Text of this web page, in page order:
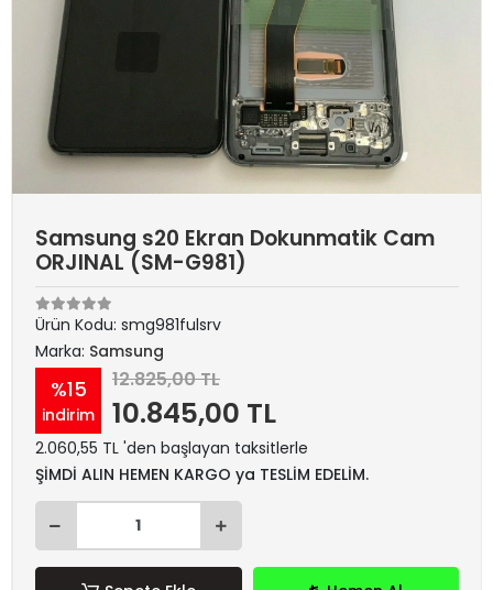
Samsung s20 Ekran Dokunmatik Cam
ORJINAL (SM-G981)
Ürün Kodu: smg981fulsrv
Marka: Samsung
%15
indirim
12.825,00 TL
10.845,00 TL
2.060,55 TL 'den başlayan taksitlerle
ŞİMDİ ALIN HEMEN KARGO ya TESLİM EDELİM.